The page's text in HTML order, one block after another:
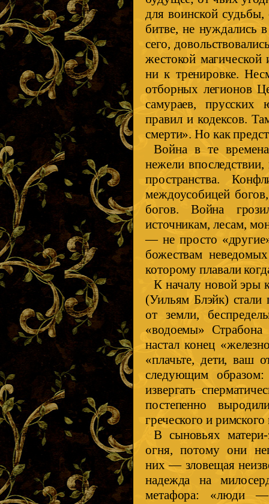
для воинской судьбы,
битве, не нуждались
сего,
жестокой
ни к тренировке.
отборных легионов
самураев, прусских
правил и кодексов.
смерти». Но как
Война в те
нежели впоследствии,
пространства.
междоусобицей
богов. Война
источникам, лесам,
— не просто
божествам
которому плавали
К началу новой эры
(Уильям Блэйк) стали
от земли,
«водоемы»
настал конец
«плачьте, дети, ваш
следующим образом:
извергать
постепенно
греческого и
В сыновьях
огня, потому они
них — зловещая
надежда на
метафора: «люди —